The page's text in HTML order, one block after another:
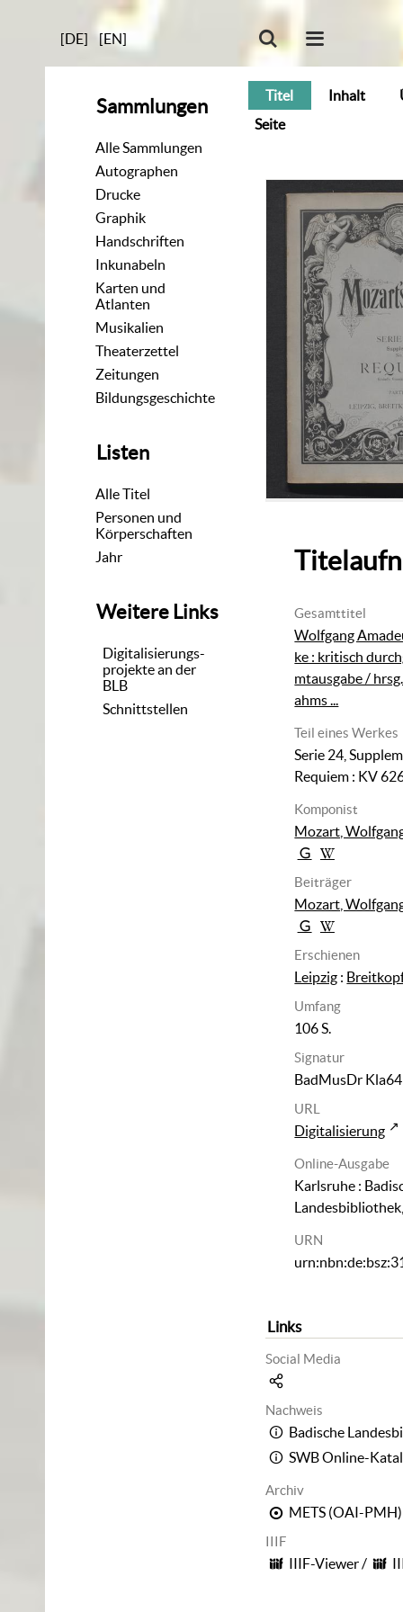
[DE] [EN]
Sammlungen
Alle Sammlungen
Autographen
Drucke
Graphik
Handschriften
Inkunabeln
Karten und
Atlanten
Musikalien
Theaterzettel
Zeitungen
Bildungsgeschichte
Listen
Alle Titel
Personen und
Körperschaften
Jahr
Weitere Links
Digitalisierungs-
projekte an der
BLB
Schnittstellen
Titel Inhalt
Seite
Gesamttitel
Wolfgang
ke : kritisch
mtausgabe /
ahms ...
Teil eines Werkes
Serie 24,
Requiem : KV
Komponist
Mozart,
Beiträger
Mozart,
Erschienen
Leipzig :
Umfang
106 S.
Signatur
BadMusDr Kla64
URL
Digitalisierung
Online-Ausgabe
Karlsruhe :
URN
Links
Social Media
Nachweis
Badische
SWB Online-
Archiv
METS (OAI-PMH)
IIIF
IIIF-Viewer/